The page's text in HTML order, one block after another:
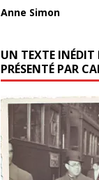
Anne Simon
UN TEXTE
PRÉSENTÉ PAR